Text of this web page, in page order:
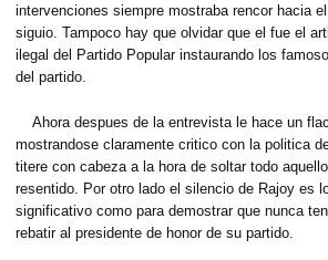
intervenciones siempre mostraba rencor hacia
siguio. Tampoco hay que olvidar que el fue el
ilegal del Partido Popular instaurando los
del partido.
Ahora despues de la entrevista le hace un
mostrandose claramente critico con la politica
titere con cabeza a la hora de soltar todo
resentido. Por otro lado el silencio de Rajoy es
significativo como para demostrar que nunca
rebatir al presidente de honor de su partido.